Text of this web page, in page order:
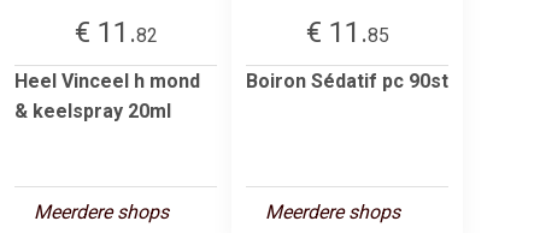
€ 11.82
Heel Vinceel h mond
& keelspray 20ml
Meerdere shops
€ 11.85
Boiron Sédatif pc 90st
Meerdere shops